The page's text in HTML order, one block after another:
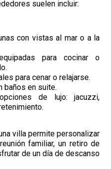
suelen incluir:
con vistas al mar o a la
para cocinar o
para cenar o relajarse.
baños en suite.
de lujo: jacuzzi,
villa permite personalizar
familiar, un retiro de
de un día de descanso